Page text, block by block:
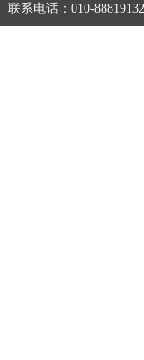
联系电话：010-